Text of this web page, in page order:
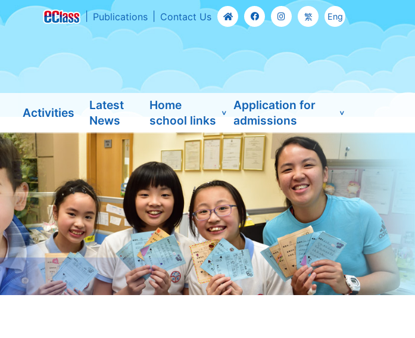
Publications Contact Us 繁 Eng
Activities
Latest
News
Home
school links
Application for
admissions